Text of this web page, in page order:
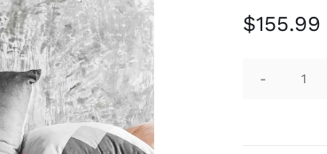
$155.99